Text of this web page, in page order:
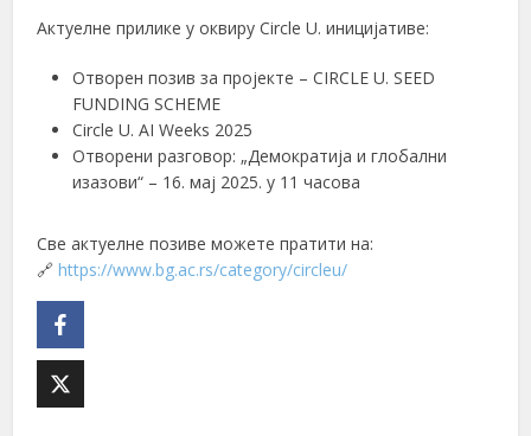
Актуелне прилике у оквиру Circle U. иницијативе:
Отворен позив за пројекте – CIRCLE U. SEED
FUNDING SCHEME
Circle U. AI Weeks 2025
Отворени разговор: „Демократија и глобални
изазови“ – 16. мај 2025. у 11 часова
Све актуелне позиве можете пратити на:
🔗https://www.bg.ac.rs/category/circleu/